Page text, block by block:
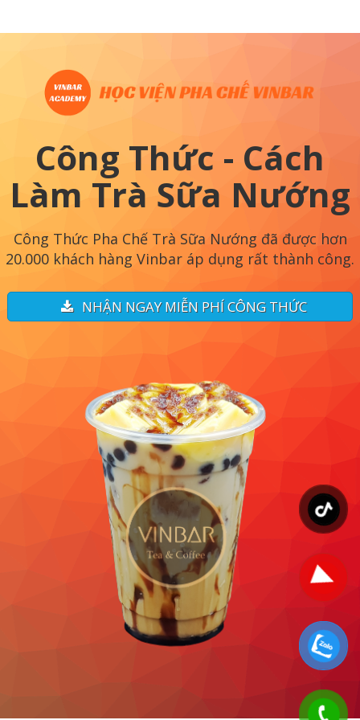
Công Thức - Cách
Làm Trà Sữa Nướng
Công Thức Pha Chế Trà Sữa Nướng đã được hơn
20.000 khách hàng Vinbar áp dụng rất thành công.
NHẬN NGAY MIỄN PHÍ CÔNG THỨC